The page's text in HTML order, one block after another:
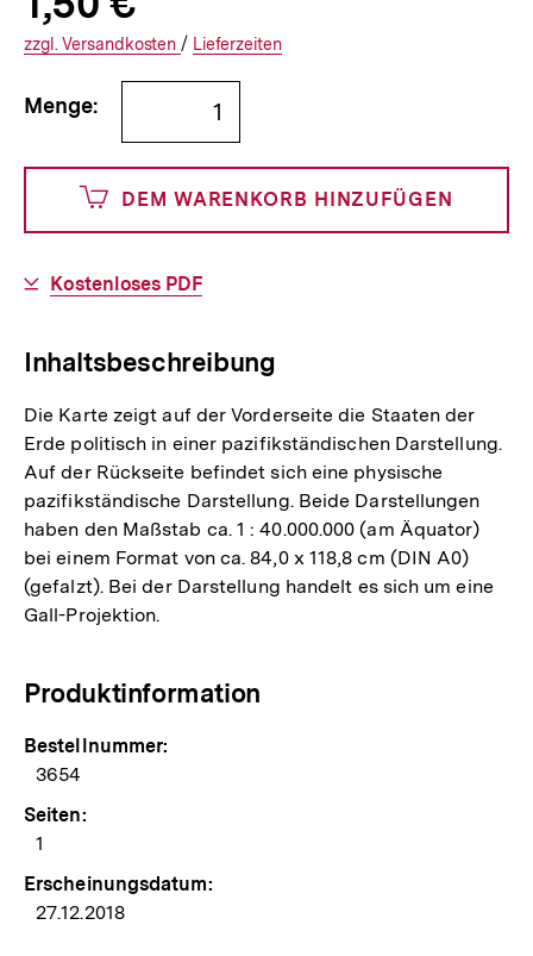
Informationen
€
150
Cents
Versandkosten
Interner
Informationen
den
zzgl. zuzüglichen
Versandkosten / Interner
Informationen
Lieferzeiten
Bestellmenge
angeben
Menge:
DEM WARENKORB HINZUFÜGEN
Download-
Kostenloses PDF
Inhaltsbeschreibung
Die Karte zeigt auf der Vorderseite die Staaten der
Erde politisch in einer pazifikständischen Darstellung.
Auf der Rückseite befindet sich eine physische
pazifikständische Darstellung. Beide Darstellungen
haben den Maßstab ca. 1 : 40.000.000 (am Äquator)
bei einem Format von ca. 84,0 x 118,8 cm (DIN A0)
(gefalzt). Bei der Darstellung handelt es sich um eine
Gall-Projektion.
Produktinformation
Bestellnummer:
3654
Seiten:
1
Erscheinungsdatum:
27.12.2018